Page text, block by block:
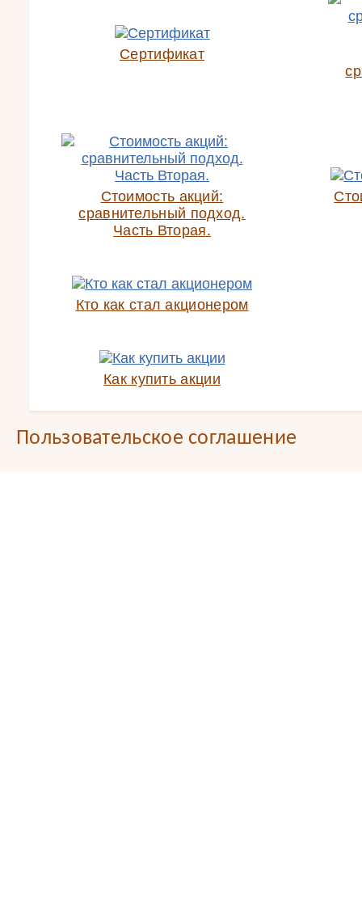
Сертификат
Стоимость акций:
сравнительный подход.
Часть Вторая.
Кто как стал акционером
Как купить акции
Пользовательское соглашение